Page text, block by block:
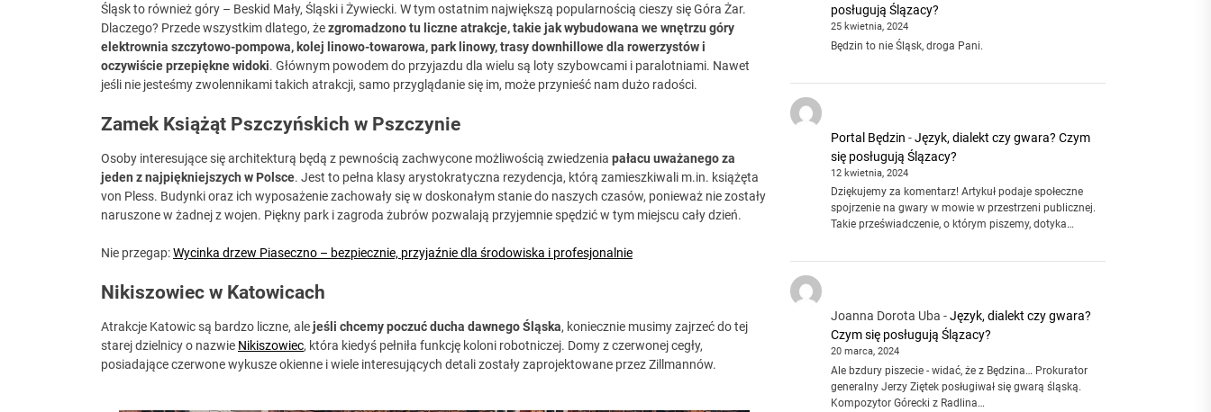
Śląsk to również góry – Beskid Mały, Śląski i Żywiecki. W tym ostatnim największą popularnością cieszy się Góra Żar.
Dlaczego? Przede wszystkim dlatego, żezgromadzono tu liczne atrakcje, takie jak wybudowana we wnętrzu góry
elektrownia szczytowo-pompowa, kolej linowo-towarowa, park linowy, trasy downhillowe dla rowerzystów i
oczywiście przepiękne widoki. Głównym powodem do przyjazdu dla wielu są loty szybowcami i paralotniami. Nawet
jeśli nie jesteśmy zwolennikami takich atrakcji, samo przyglądanie się im, może przynieść nam dużo radości.
Zamek Książąt Pszczyńskich w Pszczynie
Osoby interesujące się architekturą będą z pewnością zachwycone możliwością zwiedzenia pałacu uważanego za
jeden z najpiękniejszych w Polsce. Jest to pełna klasy arystokratyczna rezydencja, którą zamieszkiwali m.in. książęta
von Pless. Budynki oraz ich wyposażenie zachowały się w doskonałym stanie do naszych czasów, ponieważ nie zostały
naruszone w żadnej z wojen. Piękny park i zagroda żubrów pozwalają przyjemnie spędzić w tym miejscu cały dzień.
Nie przegap:Wycinka drzew Piaseczno – bezpiecznie, przyjaźnie dla środowiska i profesjonalnie
Nikiszowiec w Katowicach
Atrakcje Katowic są bardzo liczne, alejeśli chcemy poczuć ducha dawnego Śląska, koniecznie musimy zajrzeć do tej
starej dzielnicy o nazwie Nikiszowiec, która kiedyś pełniła funkcję koloni robotniczej. Domy z czerwonej cegły,
posiadające czerwone wykusze okienne i wiele interesujących detali zostały zaprojektowane przez Zillmannów.
posługują Ślązacy?
25 kwietnia, 2024
Będzin to nie Śląsk, droga Pani.
Portal Będzin -Język, dialekt czy gwara? Czym
się posługują Ślązacy?
12 kwietnia, 2024
Dziękujemy za komentarz! Artykuł podaje społeczne
spojrzenie na gwary w mowie w przestrzeni publicznej.
Takie przeświadczenie, o którym piszemy, dotyka…
Joanna Dorota Uba -Język, dialekt czy gwara?
Czym się posługują Ślązacy?
20 marca, 2024
Ale bzdury piszecie - widać, że z Będzina… Prokurator
generalny Jerzy Ziętek posługiwał się gwarą śląską.
Kompozytor Górecki z Radlina…